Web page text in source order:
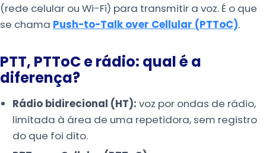
(rede celular ou Wi-Fi) para transmitir a voz. É o que
se chama Push-to-Talk over Cellular (PTToC).
PTT, PTToC e rádio: qual é a
diferença?
Rádio bidirecional (HT): voz por ondas de rádio,
limitada à área de uma repetidora, sem registro
do que foi dito.